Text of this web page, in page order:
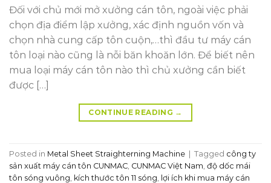
Đối với chủ mới mở xưởng cán tôn, ngoài việc phải
chọn địa điểm lập xưởng, xác định nguồn vốn và
chọn nhà cung cấp tôn cuộn,…thì đầu tư máy cán
tôn loại nào cũng là nỗi băn khoăn lớn. Để biết nên
mua loại máy cán tôn nào thì chủ xưởng cần biết
được […]
CONTINUE READING →
Posted in Metal Sheet Straighterning Machine | Tagged công ty
sản xuất máy cán tôn CUNMAC CUNMAC Việt Nam độ dốc mái
tôn sóng vuông kích thước tôn 11 sóng lợi ích khi mua máy cán